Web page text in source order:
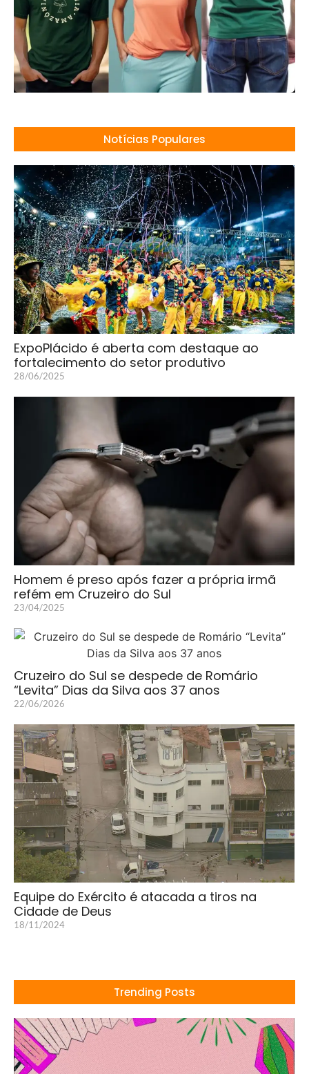
Notícias Populares
ExpoPlácido é aberta com destaque ao
fortalecimento do setor produtivo
28/06/2025
Homem é preso após fazer a própria irmã
refém em Cruzeiro do Sul
23/04/2025
Cruzeiro do Sul se despede de Romário
“Levita” Dias da Silva aos 37 anos
22/06/2026
Equipe do Exército é atacada a tiros na
Cidade de Deus
18/11/2024
Trending Posts